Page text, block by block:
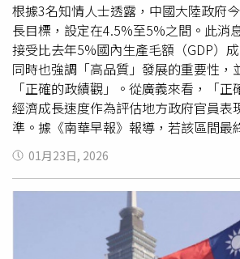
家庭的短期支援……我們也不清楚這將
日圓匯率。考慮到對國債的影響，目前
能減輕民眾負擔。」東京明治大學政治
提議中的2年期減稅可能在2027年初生
選舉前到期（參議院選舉必須於2028
府最擔心的是，到時國家財政可能會更
加、國防支出，以及對華盛頓的投資承
時當需要恢復稅收，重新回到8%稅率
政需求。目前，高市對越來越多的質疑
立場本身也帶來長期風險。分析人士指
單一承諾作為競選焦點，若結果不如預
活調整政策。村上弘美評論：「她看起
問建議她不要這麼做，她仍堅持推進政
度出現負成長；按年率計算則萎縮
國際貨幣基金（International
是全球負債最重的國家，2025年債務
（GDP）比率接近230%。而高市增加
可能進一步推高債務，例如日本政府
過1,350億美元的財政刺激方案，便意
Port Shelter的哈里斯表示，當前主導
性與敘事力量，「我們在其他市場也看
充，日本並非特例，在全球對股票與人
資的熱情帶動下，許多市場都創下紀錄
機構之一的「穆迪公司」（Moody’s
里克（Stefan Angrick）也指出，人工
市，日本股市亦明顯受益。他在接受《
根據3名知情人士透露，中國大陸政府
長目標，設定在4.5%至5%之間。此消
接受比去年5%國內生產毛額（GDP）
同時也強調「高品質」發展的重要性，
「正確的政績觀」。從廣義來看，「
經濟成長速度作為評估地方政府官員表
準。據《南華早報》報導，若該區間最
進一步顯示中國政策重心正轉向經濟再
在新一輪「5年規劃」的第1年中向來
2027年末召開的中國共產黨下一次全
有特殊政治意義。今年的GDP成長目標
的全國人民代表大會年度會議上正式公
地方政府制定自身經濟計畫的重要依據
01月23日, 2026